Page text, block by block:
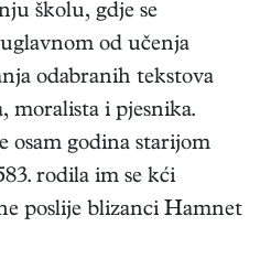
školu, gdje se
od učenja
odabranih tekstova
moralista i pjesnika.
osam godina starijom
rodila im se kći
poslije blizanci Hamnet